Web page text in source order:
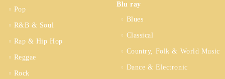
Pop
R&B & Soul
Rap & Hip Hop
Reggae
Rock
Blu ray
Blues
Classical
Country, Folk & World Music
Dance & Electronic